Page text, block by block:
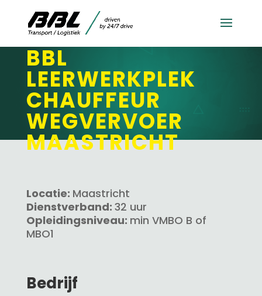
KLANTGERICHTE
BBL
LEERWERKPLEK
CHAUFFEUR
WEGVERVOER
MAASTRICHT
Locatie: Maastricht
Dienstverband: 32 uur
Opleidingsniveau: min VMBO B of
MBO1
Bedrijf